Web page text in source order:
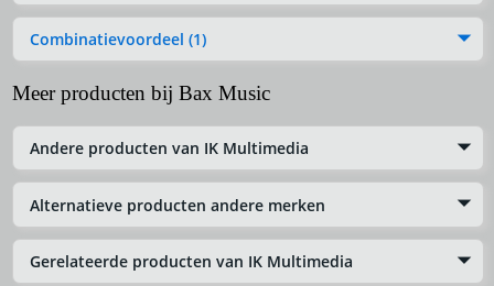
Combinatievoordeel (1)
Meer producten bij Bax Music
Andere producten van IK Multimedia
Alternatieve producten andere merken
Gerelateerde producten van IK Multimedia